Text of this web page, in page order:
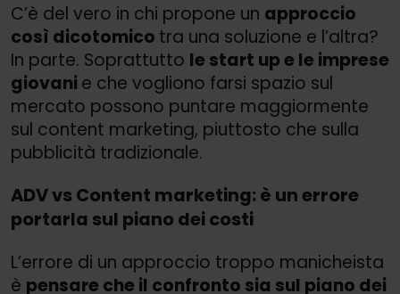
C’è del vero in chi propone un approccio
così dicotomico tra una soluzione e l’altra?
In parte. Soprattutto le start up e le imprese
giovani e che vogliono farsi spazio sul
mercato possono puntare maggiormente
sul content marketing, piuttosto che sulla
pubblicità tradizionale.
ADV vs Content marketing: è un errore
portarla sul piano dei costi
L’errore di un approccio troppo manicheista
è pensare che il confronto sia sul piano dei